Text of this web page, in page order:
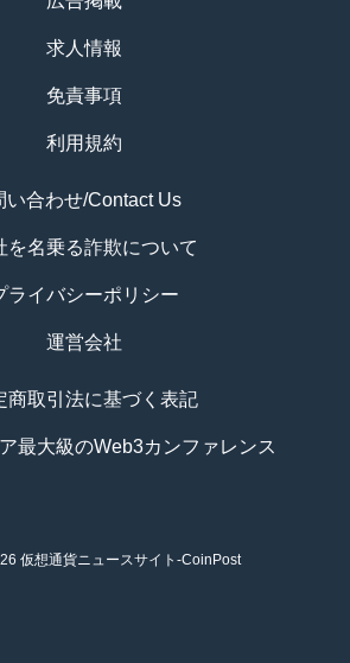
求人情報
免責事項
利用規約
い合わせ/Contact Us
を名乗る詐欺について
ライバシーポリシー
運営会社
商取引法に基づく表記
最大級のWeb3カンファレンス
仮想通貨ニュースサイト-CoinPost